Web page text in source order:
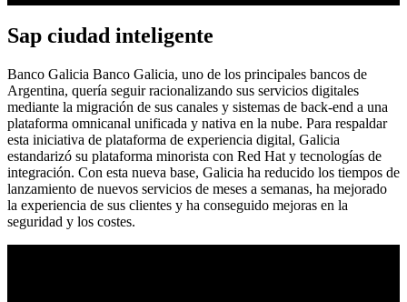
Sap ciudad inteligente
Banco Galicia Banco Galicia, uno de los principales bancos de
Argentina, quería seguir racionalizando sus servicios digitales
mediante la migración de sus canales y sistemas de back-end a una
plataforma omnicanal unificada y nativa en la nube. Para respaldar
esta iniciativa de plataforma de experiencia digital, Galicia
estandarizó su plataforma minorista con Red Hat y tecnologías de
integración. Con esta nueva base, Galicia ha reducido los tiempos de
lanzamiento de nuevos servicios de meses a semanas, ha mejorado
la experiencia de sus clientes y ha conseguido mejoras en la
seguridad y los costes.